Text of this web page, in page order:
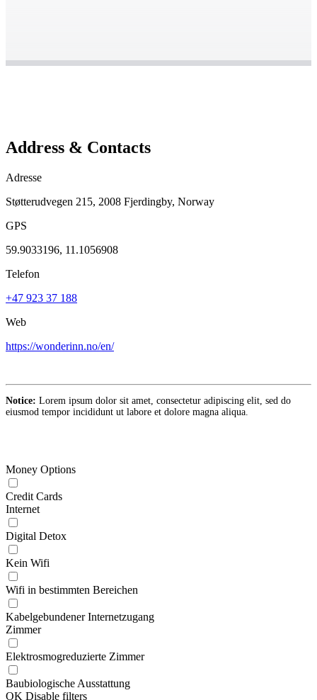
Address & Contacts
Adresse
Støtterudvegen 215, 2008 Fjerdingby, Norway
GPS
59.9033196, 11.1056908
Telefon
+47 923 37 188
Web
https://wonderinn.no/en/
Notice: Lorem ipsum dolor sit amet, consectetur adipiscing elit, sed do
eiusmod tempor incididunt ut labore et dolore magna aliqua.
Money Options
Credit Cards
Internet
Digital Detox
Kein Wifi
Wifi in bestimmten Bereichen
Kabelgebundener Internetzugang
Zimmer
Elektrosmogreduzierte Zimmer
Baubiologische Ausstattung
OK Disable filters